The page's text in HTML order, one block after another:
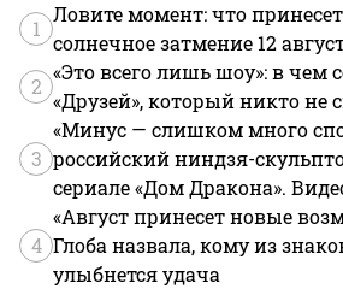
1
Ловите момент: что
солнечное затмение 12
2
«Это всего лишь шоу»: в чем
«Друзей», который никто не
3
«Минус — слишком много
российский ниндзя-
сериале «Дом Дракона».
4
«Август принесет новые
Глоба назвала, кому из
улыбнется удача